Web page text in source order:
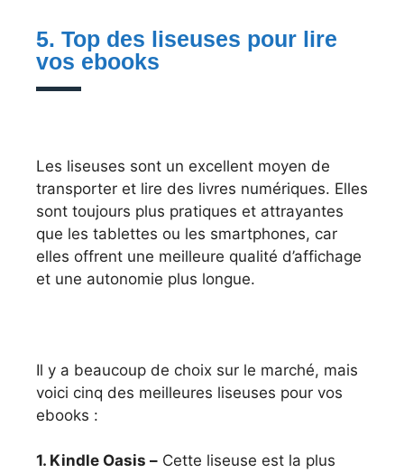
5. Top des liseuses pour lire
vos ebooks
Les liseuses sont un excellent moyen de
transporter et lire des livres numériques. Elles
sont toujours plus pratiques et attrayantes
que les tablettes ou les smartphones, car
elles offrent une meilleure qualité d’affichage
et une autonomie plus longue.
Il y a beaucoup de choix sur le marché, mais
voici cinq des meilleures liseuses pour vos
ebooks :
1. Kindle Oasis – Cette liseuse est la plus